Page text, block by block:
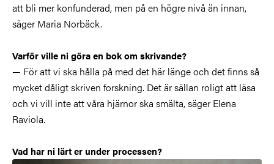
att bli mer konfunderad, men på en högre nivå än innan,
säger Maria Norbäck.
Varför ville ni göra en bok om skrivande?
— För att vi ska hålla på med det här länge och det finns så
mycket dåligt skriven forskning. Det är sällan roligt att läsa
och vi vill inte att våra hjärnor ska smälta, säger Elena
Raviola.
Vad har ni lärt er under processen?